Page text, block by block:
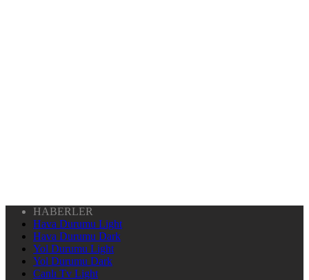
HABERLER
Hava Durumu Light
Hava Durumu Dark
Yol Durumu Light
Yol Durumu Dark
Canlı Tv Light